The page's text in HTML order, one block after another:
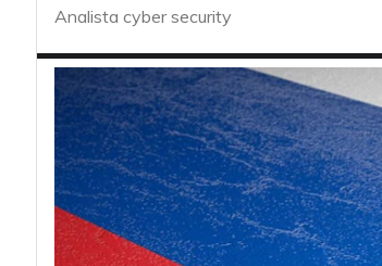
Analista cyber security